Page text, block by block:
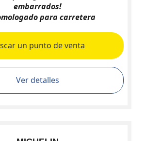
embarrados!
para carretera
un punto de venta
Ver detalles